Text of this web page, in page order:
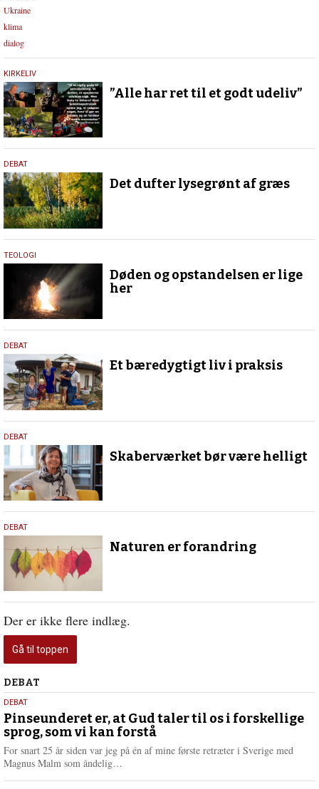
Ukraine
klima
dialog
7.
marts
2026
KIRKELIV
”Alle har ret til et godt udeliv”
16.
maj
2024
DEBAT
Det dufter lysegrønt af græs
27.
2023
TEOLOGI
Døden og opstandelsen er lige
her
20.
december
2022
DEBAT
Et bæredygtigt liv i praksis
19.
december
2022
DEBAT
Skaberværket bør være helligt
17.
september
2020
DEBAT
Naturen er forandring
Der er ikke flere indlæg.
Gå til toppen
Debat
DEBAT
5.
august
2026
DEBAT
Pinseunderet er, at Gud taler til os i forskellige
sprog, som vi kan forstå
For snart 25 år siden var jeg på én af mine første retræter i Sverige med
Magnus Malm som åndelig…